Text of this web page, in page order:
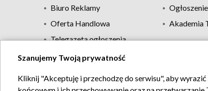
Biuro Reklamy
Oferta Handlowa
Akademia
Telegazeta ogłoszenia
Regulamin TVP
Szanujemy Twoją prywatność
Kliknij "Akceptuję i przechodzę do serwisu", aby